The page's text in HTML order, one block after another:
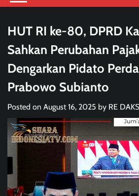
HUT RI ke-80, DPRD
Sahkan Perubahan
Dengarkan Pidato
Prabowo Subianto
Posted on August 16, 2025 by RE